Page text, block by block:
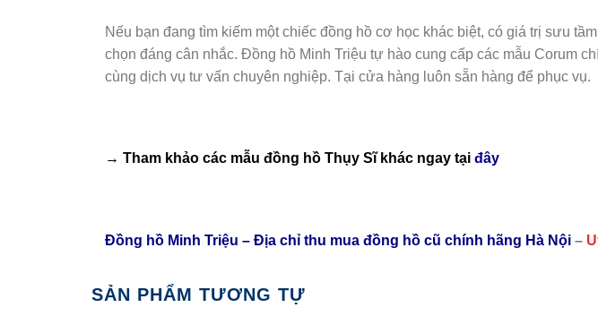
Nếu bạn đang tìm kiếm một chiếc đồng hồ cơ học khác biệt, có giá trị sưu
chọn đáng cân nhắc. Đồng hồ Minh Triệu tự hào cung cấp các mẫu Corum
cùng dịch vụ tư vấn chuyên nghiệp. Tại cửa hàng luôn sẵn hàng để phục vụ.
→ Tham khảo các mẫu đồng hồ Thụy Sĩkhác ngay tại đây
Đồng hồ Minh Triệu – Địa chỉ thu mua đồng hồ cũ chính hãng Hà Nội –
SẢN PHẨM TƯƠNG TỰ